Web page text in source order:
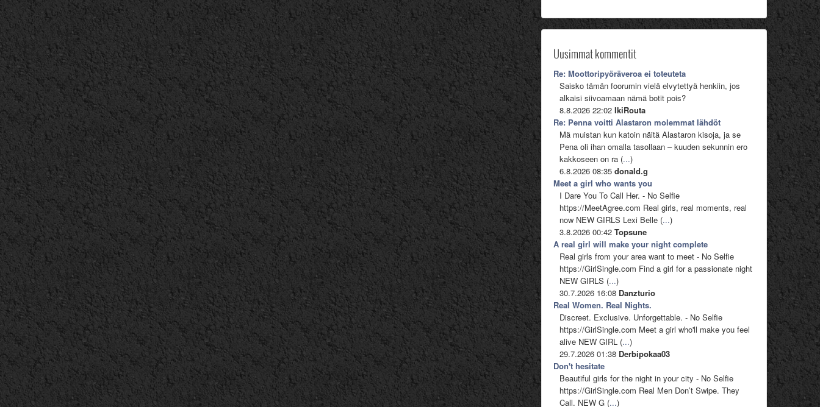
Uusimmat kommentit
Re: Moottoripyöräveroa ei toteuteta
Saisko tämän foorumin vielä elvytettyä henkiin, jos
alkaisi siivoamaan nämä botit pois?
8.8.2026 22:02 IkiRouta
Re: Penna voitti Alastaron molemmat lähdöt
Mä muistan kun katoin näitä Alastaron kisoja, ja se
Pena oli ihan omalla tasollaan – kuuden sekunnin ero
kakkoseen on ra (...)
6.8.2026 08:35 donald.g
Meet a girl who wants you
I Dare You To Call Her. - No Selfie
https://MeetAgree.com Real girls, real moments, real
now NEW GIRLS Lexi Belle (...)
3.8.2026 00:42 Topsune
A real girl will make your night complete
Real girls from your area want to meet - No Selfie
https://GirlSingle.com Find a girl for a passionate night
NEW GIRLS (...)
30.7.2026 16:08 Danzturio
Real Women. Real Nights.
Discreet. Exclusive. Unforgettable. - No Selfie
https://GirlSingle.com Meet a girl who'll make you feel
alive NEW GIRL (...)
29.7.2026 01:38 Derbipokaa03
Don't hesitate
Beautiful girls for the night in your city - No Selfie
https://GirlSingle.com Real Men Don’t Swipe. They
Call. NEW G (...)